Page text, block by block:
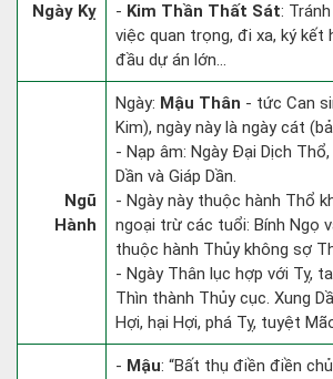
Ngày Kỵ
- Kim Thần Thất Sát:
việc quan trọng, đi xa, ký kết
đầu dự án lớn...
Ngũ
Hành
Ngày: Mậu Thân - tức Can
Kim), ngày này là ngày cát
- Nạp âm: Ngày Đại Dịch
Dần và Giáp Dần.
- Ngày này thuộc hành Thổ
ngoại trừ các tuổi: Bính Ngọ
thuộc hành Thủy không sợ
- Ngày Thân lục hợp với Tỵ,
Thìn thành Thủy cục. Xung
Hợi, hại Hợi, phá Tỵ, tuyệt
- Mậu: “Bất thụ điền điền